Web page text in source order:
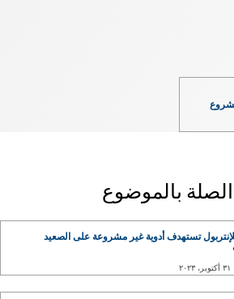
الصلة بالموضوع
تستهدف أدوية غير مشروعة على الصعيد
٣١ أكتوبر، ٢٠٢٣